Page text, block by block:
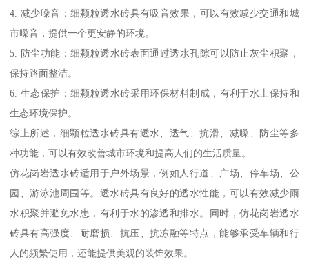
4. 减少噪音：细颗粒透水砖具有吸音效果，可以有效减少交通和城
市噪音，提供一个更安静的环境。
5. 防尘功能：细颗粒透水砖表面通过透水孔隙可以防止灰尘积聚，
保持路面整洁。
6. 生态保护：细颗粒透水砖采用环保材料制成，有利于水土保持和
生态环境保护。
综上所述，细颗粒透水砖具有透水、透气、抗滑、减噪、防尘等多
种功能，可以有效改善城市环境和提高人们的生活质量。
仿花岗岩透水砖适用于户外场景，例如人行道、广场、停车场、公
园、游泳池周围等。透水砖具有良好的透水性能，可以有效减少雨
水积聚并避免水患，有利于水的渗透和排水。同时，仿花岗岩透水
砖具有高强度、耐磨损、抗压、抗冻融等特点，能够承受车辆和行
人的频繁使用，还能提供美观的装饰效果。